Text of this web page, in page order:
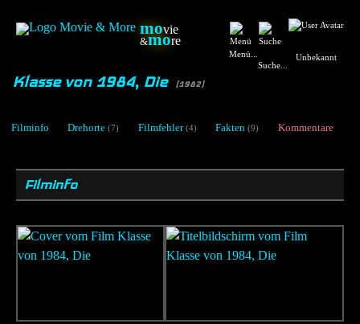
movie
&more
Menü...
Suche...
Unbekannt
Klasse von 1984, Die [1982]
Filminfo Drehorte (7) Filmfehler (4) Fakten (9) Kommentare
Filminfo